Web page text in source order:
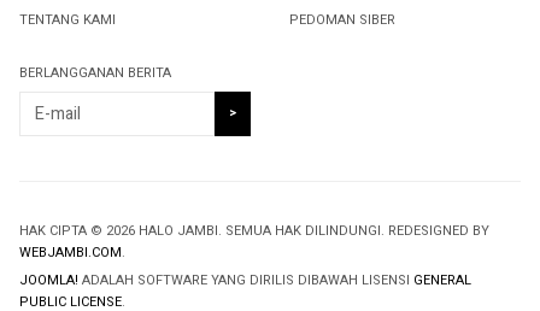
TENTANG KAMI
PEDOMAN SIBER
BERLANGGANAN BERITA
HAK CIPTA © 2026 HALO JAMBI. SEMUA HAK DILINDUNGI. REDESIGNED BY
WEBJAMBI.COM.
JOOMLA! ADALAH SOFTWARE YANG DIRILIS DIBAWAH LISENSI GENERAL
PUBLIC LICENSE.